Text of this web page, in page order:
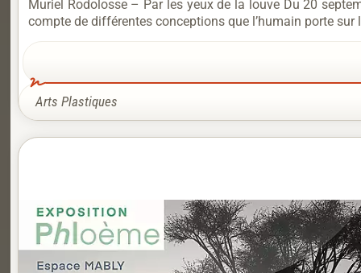
Muriel Rodolosse – Par les yeux de la louve Du 20
compte de différentes conceptions que l’humain porte sur
Arts Plastiques